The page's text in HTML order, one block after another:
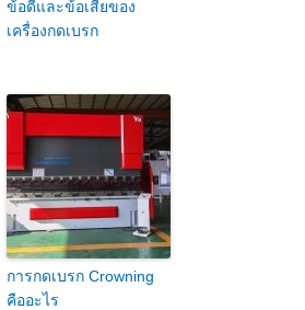
ข้อดีและข้อเสียของ
เครื่องกดเบรก
การกดเบรก Crowning
คืออะไร